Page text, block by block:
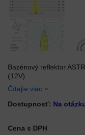
Bazénový reflektor
(12V)
Čítajte viac
Dostupnosť: Na
Cena s DPH